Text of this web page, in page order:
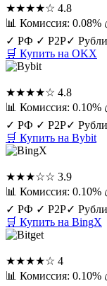
★★★★☆ 4.8
📊 Комиссия: 0.08%
✓ РФ ✓ P2P✓ Рубли
🛒 Купить на OKX
★★★★☆ 4.8
📊 Комиссия: 0.10%
✓ РФ ✓ P2P✓ Рубли
🛒 Купить на Bybit
★★★☆☆ 3.9
📊 Комиссия: 0.10%
✓ РФ ✓ P2P✓ Рубли
🛒 Купить на BingX
★★★★☆ 4
📊 Комиссия: 0.10%